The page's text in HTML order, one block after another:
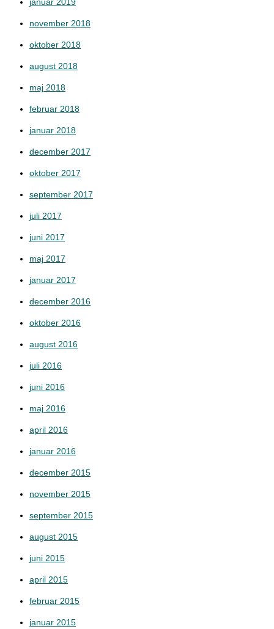
januar 2019
november 2018
oktober 2018
august 2018
maj 2018
februar 2018
januar 2018
december 2017
oktober 2017
september 2017
juli 2017
juni 2017
maj 2017
januar 2017
december 2016
oktober 2016
august 2016
juli 2016
juni 2016
maj 2016
april 2016
januar 2016
december 2015
november 2015
september 2015
august 2015
juni 2015
april 2015
februar 2015
januar 2015